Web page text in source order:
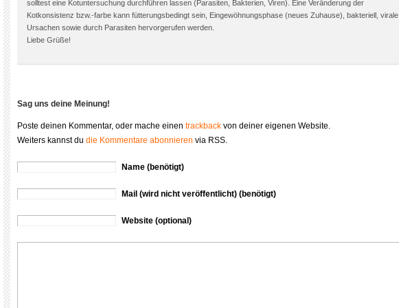
solltest eine Kotuntersuchung durchführen lassen (Parasiten, Bakterien, Viren). Eine Veränderung der
Kotkonsistenz bzw.-farbe kann fütterungsbedingt sein, Eingewöhnungsphase (neues Zuhause), bakteriell, virale
Ursachen sowie durch Parasiten hervorgerufen werden.
Liebe Grüße!
Sag uns deine Meinung!
Poste deinen Kommentar, oder mache einen trackback von deiner eigenen Website.
Weiters kannst du die Kommentare abonnieren via RSS.
Name (benötigt)
Mail (wird nicht veröffentlicht) (benötigt)
Website (optional)